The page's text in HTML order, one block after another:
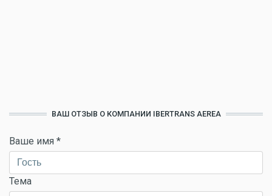
ВАШ ОТЗЫВ О КОМПАНИИ IBERTRANS AEREA
Ваше имя *
Тема